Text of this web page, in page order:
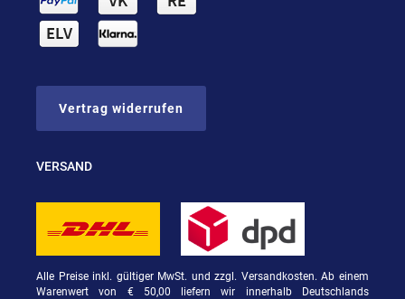
Vertrag widerrufen
VERSAND
Alle Preise inkl. gültiger MwSt. und zzgl. Versandkosten. Ab einem
Warenwert von € 50,00 liefern wir innerhalb Deutschlands